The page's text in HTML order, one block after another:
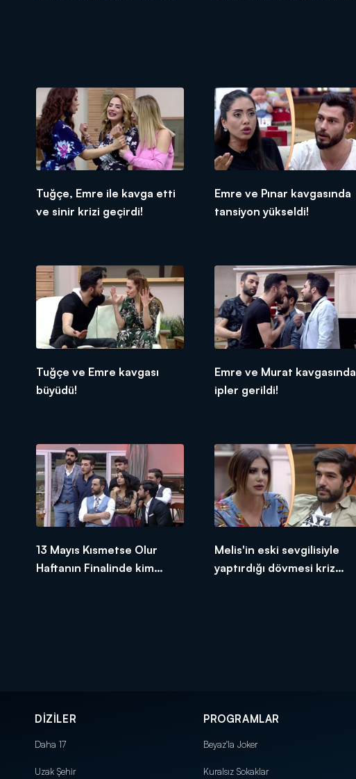
Tuğçe, Emre ile kavga etti
ve sinir krizi geçirdi!
Emre ve Pınar kavgasında
tansiyon yükseldi!
Tuğçe ve Emre kavgası
büyüdü!
Emre ve Murat kavgasında
ipler gerildi!
13 Mayıs Kısmetse Olur
Haftanın Finalinde kim
Melis'in eski sevgilisiyle
yaptırdığı dövmesi kriz
DİZİLER
Daha 17
Uzak Şehir
PROGRAMLAR
Beyaz'la Joker
Kuralsız Sokaklar